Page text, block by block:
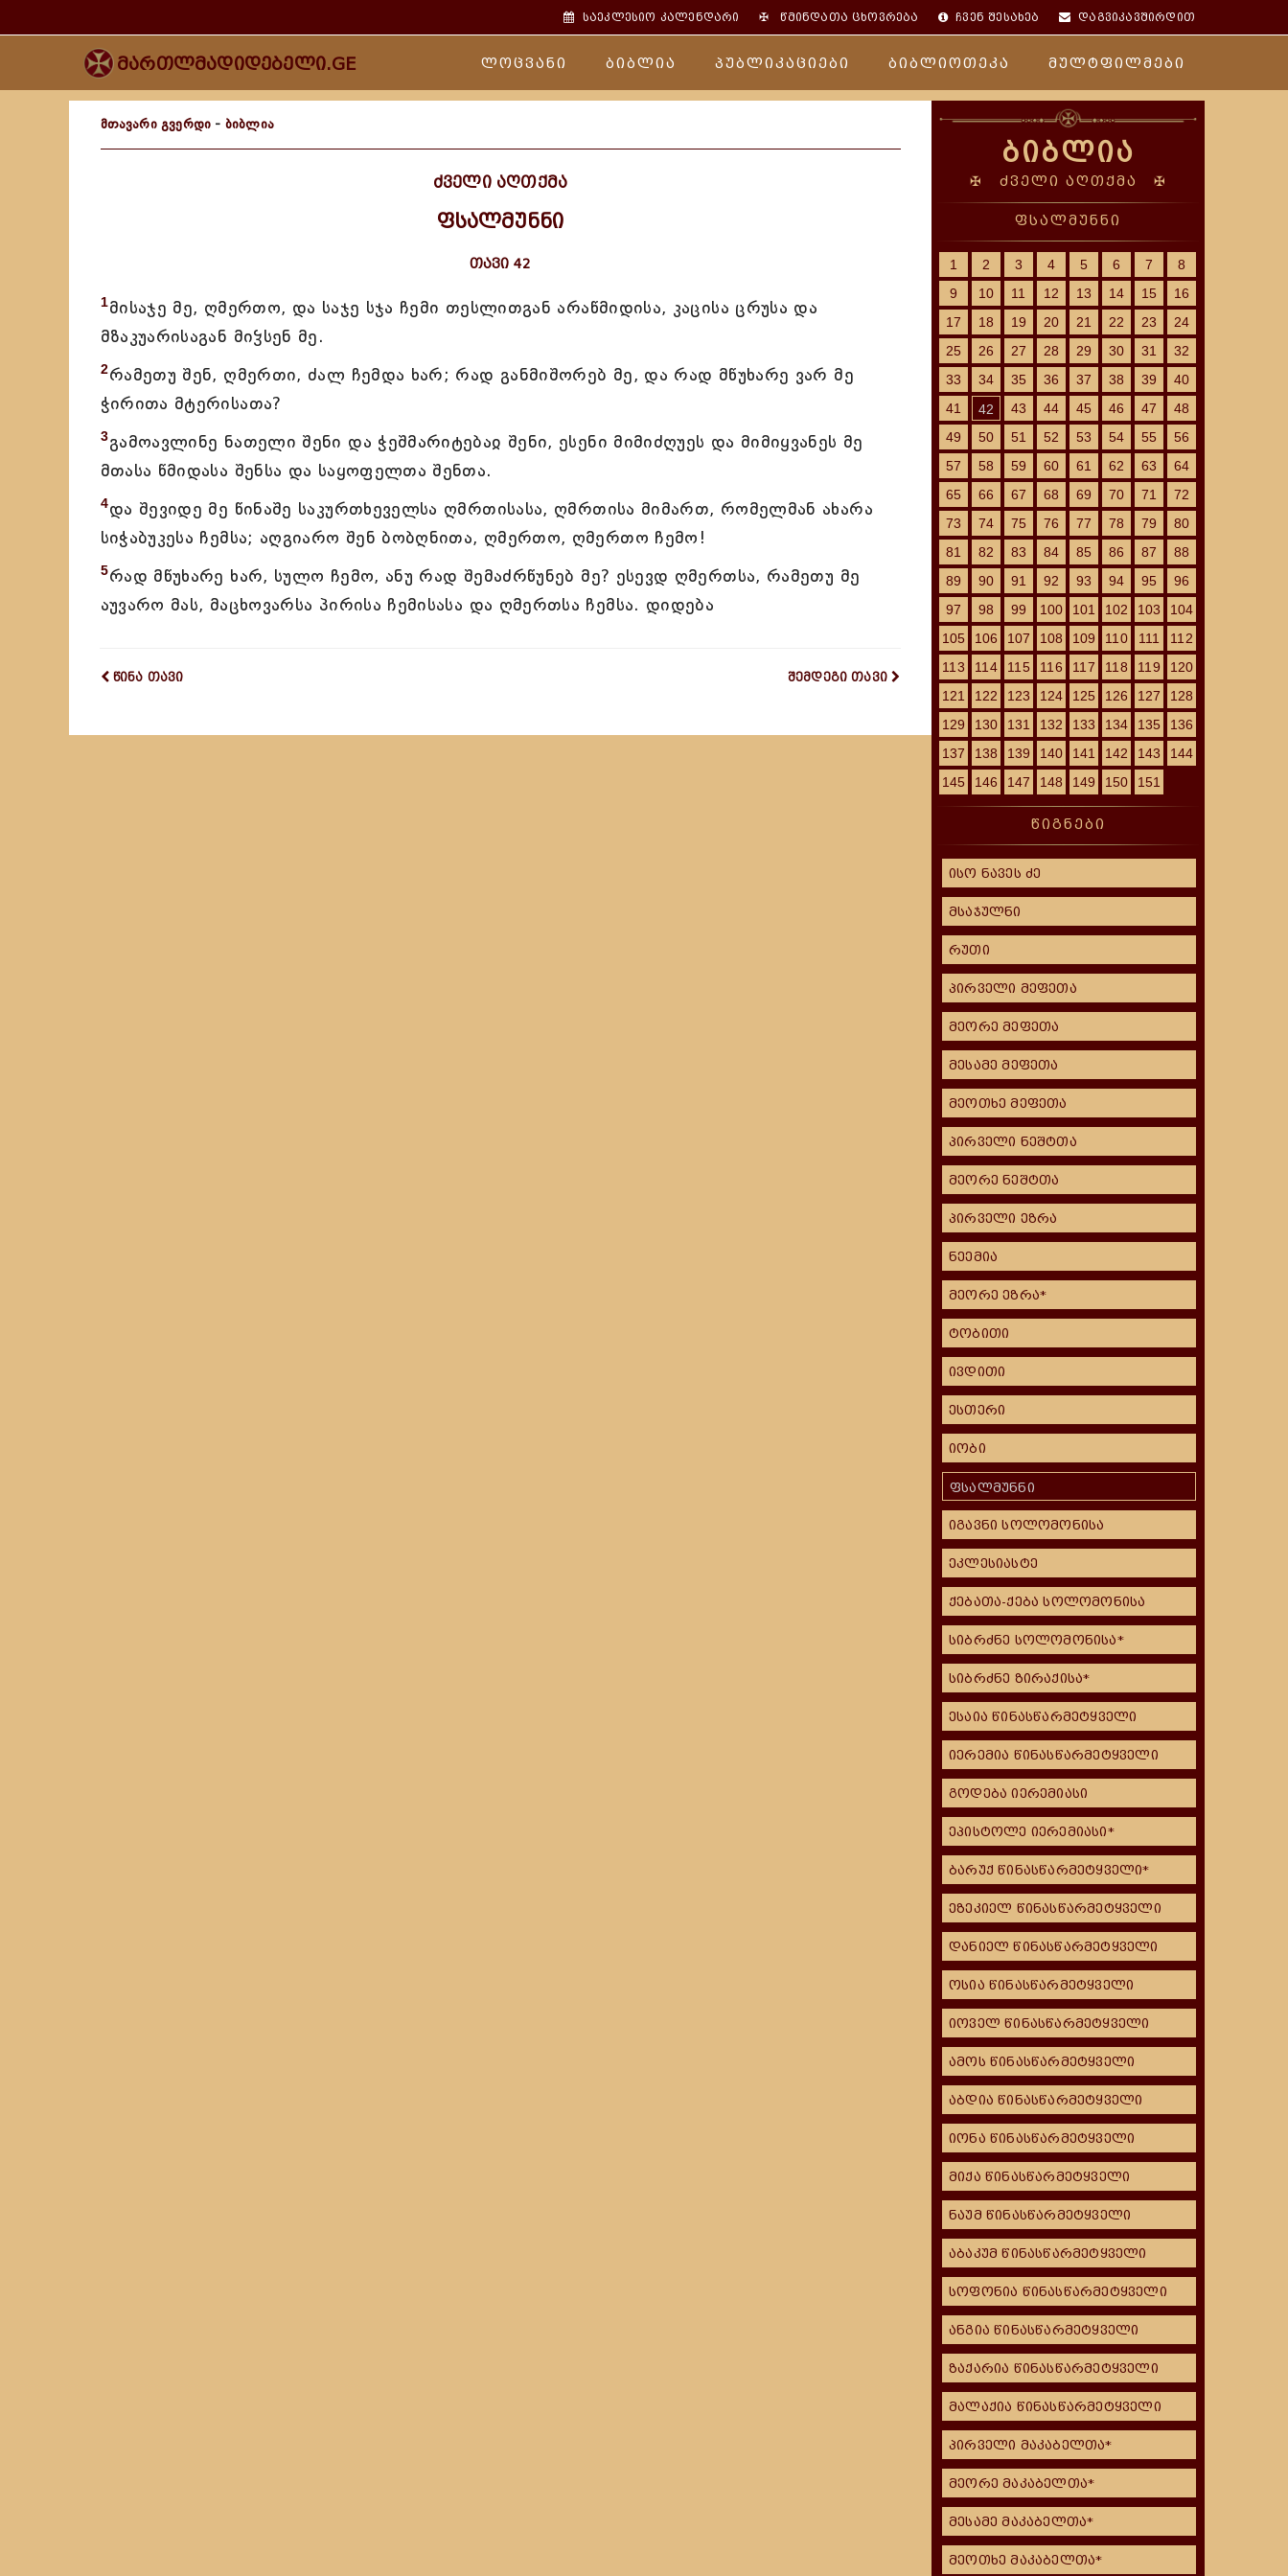
საეკლესიო კალენდარი ✠წმინდათა ცხოვრება ჩვენ შესახებ დაგვიკავშირდით
მართლმადიდებელი.GE ლოცვანი ბიბლია პუბლიკაციები ბიბლიოთეკა მულტფილმები
მთავარი გვერდი - ბიბლია
ძველი აღთქმა
ფსალმუნნი
თავი 42
1მისაჯე მე, ღმერთო, და საჯე სჯა ჩემი თესლითგან არაწმიდისა, კაცისა ცრუსა და
მზაკუარისაგან მიჴსენ მე.
2რამეთუ შენ, ღმერთი, ძალ ჩემდა ხარ; რად განმიშორებ მე, და რად მწუხარე ვარ მე
ჭირითა მტერისათა?
3გამოავლინე ნათელი შენი და ჭეშმარიტებაჲ შენი, ესენი მიმიძღუეს და მიმიყვანეს მე
მთასა წმიდასა შენსა და საყოფელთა შენთა.
4და შევიდე მე წინაშე საკურთხეველსა ღმრთისასა, ღმრთისა მიმართ, რომელმან ახარა
სიჭაბუკესა ჩემსა; აღგიარო შენ ბობღნითა, ღმერთო, ღმერთო ჩემო!
5რად მწუხარე ხარ, სულო ჩემო, ანუ რად შემაძრწუნებ მე? ესევდ ღმერთსა, რამეთუ მე
აუვარო მას, მაცხოვარსა პირისა ჩემისასა და ღმერთსა ჩემსა. დიდება
წინა თავი შემდეგი თავი
ბიბლია
✠ ძველი აღთქმა ✠
ფსალმუნნი
1 2 3 4 5 6 7
8
9
10 11 12 13 14 15
16
17
18 19 20 21 22 23
24
25
26 27 28 29 30 31
32
33
34 35 36 37 38 39
40
41
42 43 44 45 46 47
48
49
50 51 52 53 54 55
56
57
58 59 60 61 62 63
64
65
66 67 68 69 70 71
72
73
74 75 76 77 78 79
80
81
82 83 84 85 86 87
88
89
90 91 92 93 94 95
96
97
98 99 100 101 102 103
104
105
106 107 108 109 110 111
112
113
114 115 116 117 118 119
120
121
122 123 124 125 126 127
128
129
130 131 132 133 134 135
136
137
138 139 140 141 142 143
144
145
146 147 148 149 150 151
წიგნები
ისო ნავეს ძე
მსაჯულნი
რუთი
პირველი მეფეთა
მეორე მეფეთა
მესამე მეფეთა
მეოთხე მეფეთა
პირველი ნეშტთა
მეორე ნეშტთა
პირველი ეზრა
ნეემია
მეორე ეზრა*
ტობითი
ივდითი
ესთერი
იობი
ფსალმუნნი
იგავნი სოლომონისა
ეკლესიასტე
ქებათა-ქება სოლომონისა
სიბრძნე სოლომონისა*
სიბრძნე ზირაქისა*
ესაია წინასწარმეტყველი
იერემია წინასწარმეტყველი
გოდება იერემიასი
ეპისტოლე იერემიასი*
ბარუქ წინასწარმეტყველი*
ეზეკიელ წინასწარმეტყველი
დანიელ წინასწარმეტყველი
ოსია წინასწარმეტყველი
იოველ წინასწარმეტყველი
ამოს წინასწარმეტყველი
აბდია წინასწარმეტყველი
იონა წინასწარმეტყველი
მიქა წინასწარმეტყველი
ნაუმ წინასწარმეტყველი
აბაკუმ წინასწარმეტყველი
სოფონია წინასწარმეტყველი
ანგია წინასწარმეტყველი
ზაქარია წინასწარმეტყველი
მალაქია წინასწარმეტყველი
პირველი მაკაბელთა*
მეორე მაკაბელთა*
მესამე მაკაბელთა*
მეოთხე მაკაბელთა*